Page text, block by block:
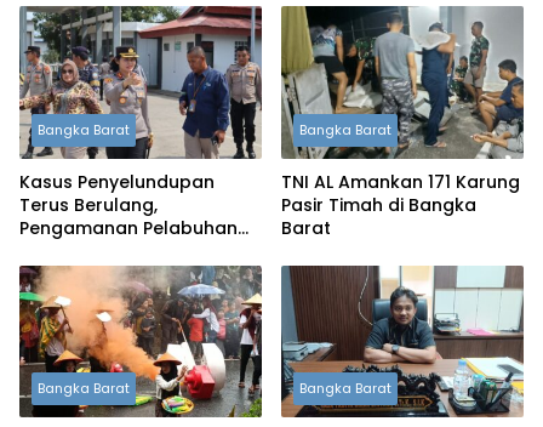
Bangka Barat
Kasus Penyelundupan
Terus Berulang,
Pengamanan Pelabuhan
Diperketat
Bangka Barat
TNI AL Amankan 171 Karung
Pasir Timah di Bangka
Barat
Bangka Barat Bangka Barat